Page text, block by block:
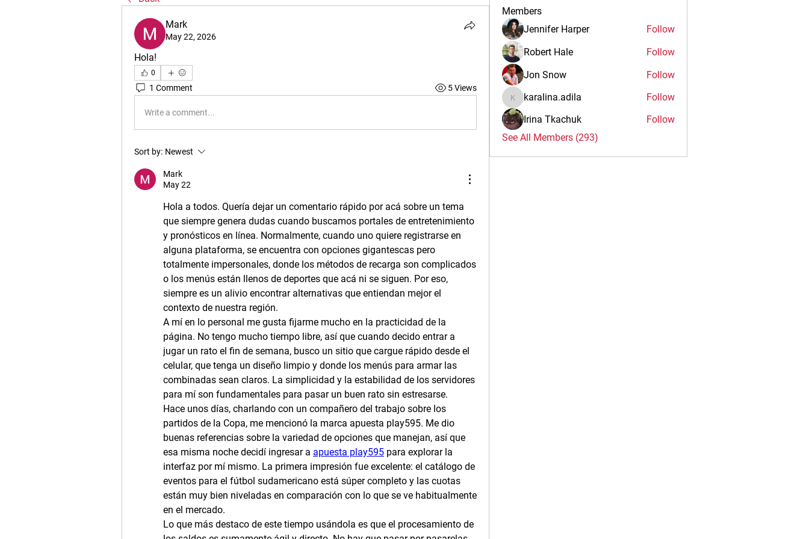
Mark
May 22, 2026
Hola!
0
1 Comment 5 Views
Write a comment...
Sort by: Newest
Mark
May 22
Hola a todos. Quería dejar un comentario rápido por acá sobre un tema
que siempre genera dudas cuando buscamos portales de entretenimiento
y pronósticos en línea. Normalmente, cuando uno quiere registrarse en
alguna plataforma, se encuentra con opciones gigantescas pero
totalmente impersonales, donde los métodos de recarga son complicados
o los menús están llenos de deportes que acá ni se siguen. Por eso,
siempre es un alivio encontrar alternativas que entiendan mejor el
contexto de nuestra región.
A mí en lo personal me gusta fijarme mucho en la practicidad de la
página. No tengo mucho tiempo libre, así que cuando decido entrar a
jugar un rato el fin de semana, busco un sitio que cargue rápido desde el
celular, que tenga un diseño limpio y donde los menús para armar las
combinadas sean claros. La simplicidad y la estabilidad de los servidores
para mí son fundamentales para pasar un buen rato sin estresarse.
Hace unos días, charlando con un compañero del trabajo sobre los
partidos de la Copa, me mencionó la marca apuesta play595. Me dio
buenas referencias sobre la variedad de opciones que manejan, así que
esa misma noche decidí ingresar a apuesta play595 para explorar la
interfaz por mí mismo. La primera impresión fue excelente: el catálogo de
eventos para el fútbol sudamericano está súper completo y las cuotas
están muy bien niveladas en comparación con lo que se ve habitualmente
en el mercado.
Lo que más destaco de este tiempo usándola es que el procesamiento de
Members
Jennifer Harper
Follow
Robert Hale
Follow
Jon Snow
Follow
karalina.adila
karalina.adila
Follow
Irina Tkachuk
Follow
See All Members (293)